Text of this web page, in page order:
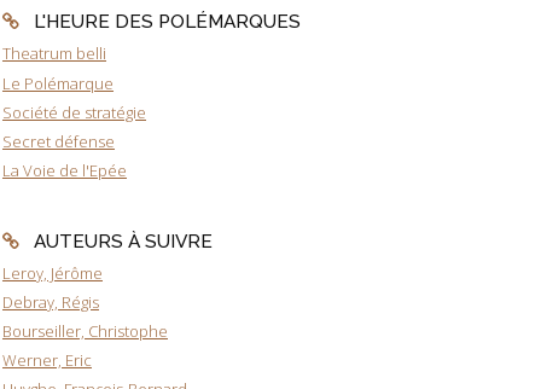
L'HEURE DES POLÉMARQUES
Theatrum belli
Le Polémarque
Société de stratégie
Secret défense
La Voie de l'Epée
AUTEURS À SUIVRE
Leroy, Jérôme
Debray, Régis
Bourseiller, Christophe
Werner, Eric